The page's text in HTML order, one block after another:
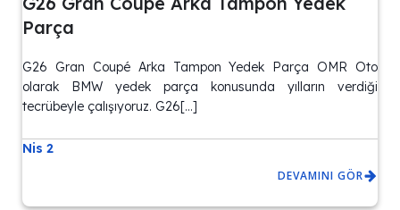
Parça
G26 Gran Coupé Arka Tampon Yedek Parça OMR Oto
olarak BMW yedek parça konusunda yılların verdiği
tecrübeyle çalışıyoruz. G26[…]
Nis 2
DEVAMINI GÖR